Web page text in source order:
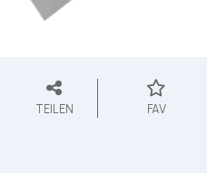
TEILEN FAV